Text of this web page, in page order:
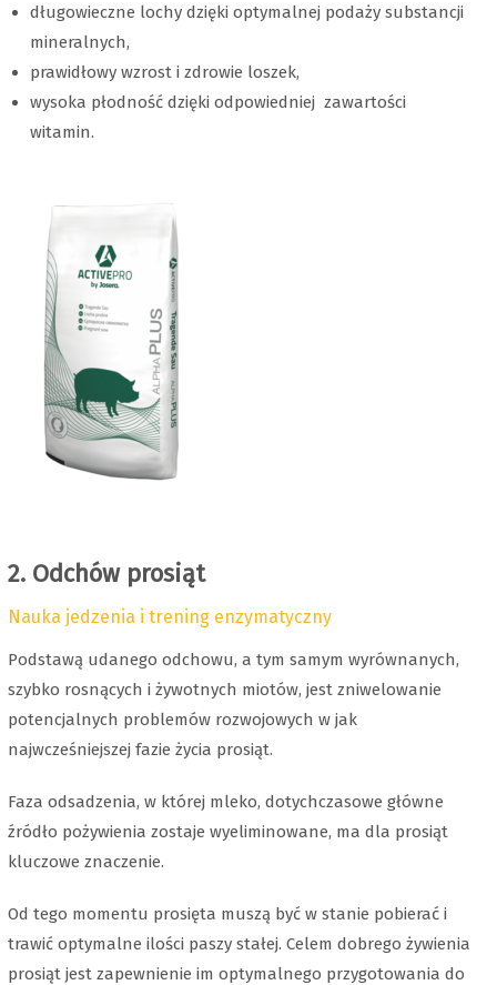
długowieczne lochy dzięki optymalnej podaży substancji
mineralnych,
prawidłowy wzrost i zdrowie loszek,
wysoka płodność dzięki odpowiedniej zawartości
witamin.
2. Odchów prosiąt
Nauka jedzenia i trening enzymatyczny
Podstawą udanego odchowu, a tym samym wyrównanych,
szybko rosnących i żywotnych miotów, jest zniwelowanie
potencjalnych problemów rozwojowych w jak
najwcześniejszej fazie życia prosiąt.
Faza odsadzenia, w której mleko, dotychczasowe główne
źródło pożywienia zostaje wyeliminowane, ma dla prosiąt
kluczowe znaczenie.
Od tego momentu prosięta muszą być w stanie pobierać i
trawić optymalne ilości paszy stałej. Celem dobrego żywienia
prosiąt jest zapewnienie im optymalnego przygotowania do